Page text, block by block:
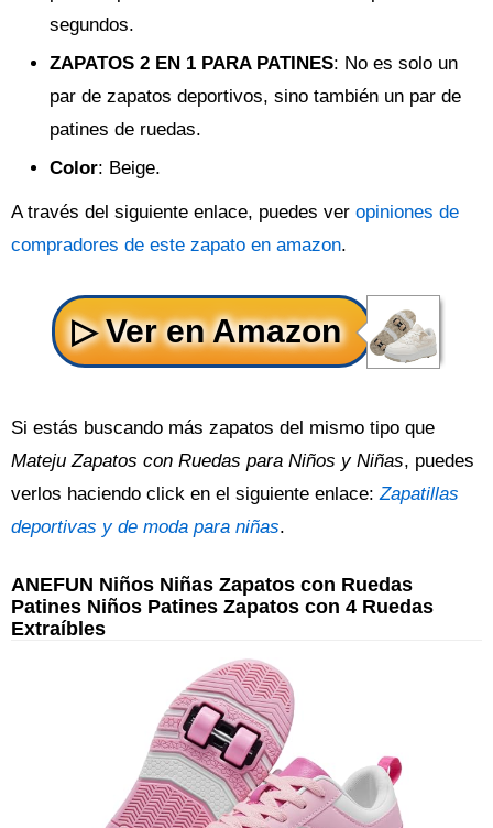
segundos.
ZAPATOS 2 EN 1 PARA PATINES: No es solo un
par de zapatos deportivos, sino también un par de
patines de ruedas.
Color: Beige.
A través del siguiente enlace, puedes ver opiniones de
compradores de este zapato en amazon.
Si estás buscando más zapatos del mismo tipo que
Mateju Zapatos con Ruedas para Niños y Niñas, puedes
verlos haciendo click en el siguiente enlace:Zapatillas
deportivas y de moda para niñas.
ANEFUN Niños Niñas Zapatos con Ruedas
Patines Niños Patines Zapatos con 4 Ruedas
Extraíbles